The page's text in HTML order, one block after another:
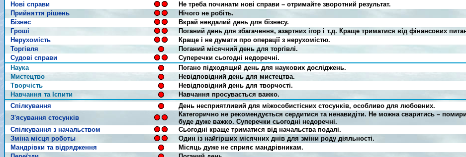
Нові справи
Не треба починати нові справи – отримайте зворотний результат.
Прийняття рішень
Нічого не робіть.
Бізнес
Вкрай невдалий день для бізнесу.
Гроші
Поганий день для збагачення, азартних ігор і т.д. Краще триматися від фінансових
Нерухомість
Краще і не думати про операції з нерухомістю.
Торгівля
Поганий місячний день для торгівлі.
Судові справи
Суперечки сьогодні недоречні.
Наука
Погано підходящий день для наукових досліджень.
Мистецтво
Невідповідний день для мистецтва.
Творчість
Невідповідний день для творчості.
Навчання та Іспити
Навчання просувається важко.
Спілкування
День несприятливий для міжособистісних стосунків, особливо для любовних.
З'ясування стосунків
Категорично не рекомендується сердитися та ненавидіти. Не можна сваритись –
буде дуже важко. Суперечки сьогодні недоречні.
Спілкування з начальством
Сьогодні краще триматися від начальства подалі.
Зміна місця роботы
Один із найгірших місячних днів для зміни роду діяльності.
Мандрівки та відрядження
Місяць дуже не сприяє мандрівникам.